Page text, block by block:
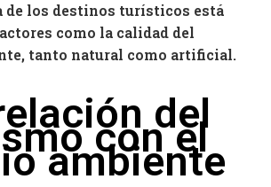
de los destinos turísticos está
como la calidad del
tanto natural como artificial.
del
con el
ambiente